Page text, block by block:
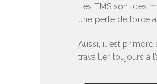
Les TMS sont des
une perte de force
Aussi, il est
travailler toujours à